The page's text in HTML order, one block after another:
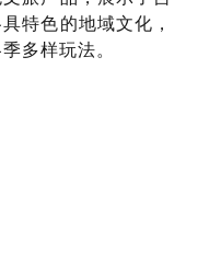
特色的地域文化，
多样玩法。